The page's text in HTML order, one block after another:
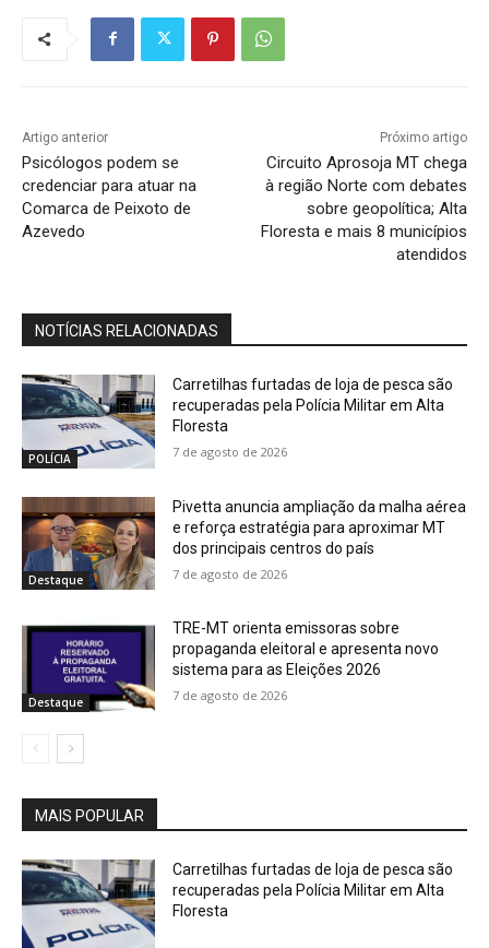
Artigo anterior
Psicólogos podem se
credenciar para atuar na
Comarca de Peixoto de
Azevedo
Próximo artigo
Circuito Aprosoja MT chega
à região Norte com debates
sobre geopolítica; Alta
Floresta e mais 8 municípios
atendidos
NOTÍCIAS RELACIONADAS
POLÍCIA
Carretilhas furtadas de loja de pesca são
recuperadas pela Polícia Militar em Alta
Floresta
7 de agosto de 2026
Destaque
Pivetta anuncia ampliação da malha aérea
e reforça estratégia para aproximar MT
dos principais centros do país
7 de agosto de 2026
Destaque
TRE-MT orienta emissoras sobre
propaganda eleitoral e apresenta novo
sistema para as Eleições 2026
7 de agosto de 2026
MAIS POPULAR
Carretilhas furtadas de loja de pesca são
recuperadas pela Polícia Militar em Alta
Floresta